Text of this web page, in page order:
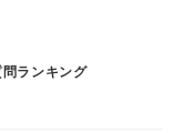
問ランキング